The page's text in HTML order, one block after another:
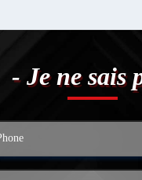
- Je ne sais